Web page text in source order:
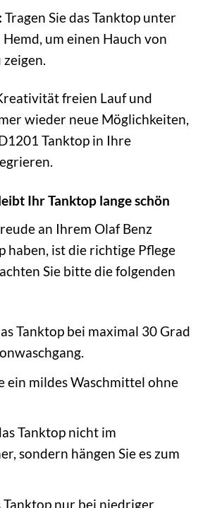
Tragen Sie das Tanktop unter
um einen Hauch von
freien Lauf und
wieder neue Möglichkeiten,
Tanktop in Ihre
Ihr Tanktop lange schön
an Ihrem Olaf Benz
haben, ist die richtige Pflege
Sie bitte die folgenden
Tanktop bei maximal 30 Grad
ein mildes Waschmittel ohne
Tanktop nicht im
sondern hängen Sie es zum
Tanktop nur bei niedriger